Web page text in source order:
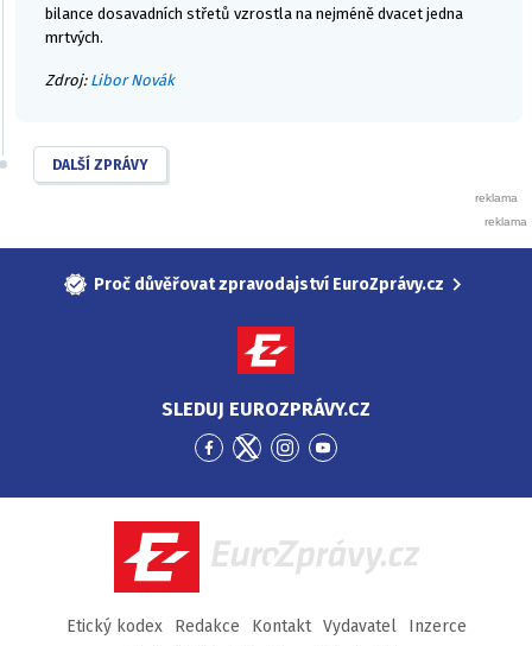
bilance dosavadních střetů vzrostla na nejméně dvacet jedna
mrtvých.
Zdroj: Libor Novák
DALŠÍ ZPRÁVY
Proč důvěřovat zpravodajství EuroZprávy.cz
SLEDUJ EUROZPRÁVY.CZ
Přejít
Facebook
Přejít
Twitter
Přejít
Instagram
Přejít
YouTube
EuroZprávy.cz
Etický kodex Redakce Kontakt Vydavatel
Inzerce